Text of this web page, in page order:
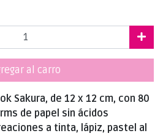
al carro
Sakura, de 12 x 12 cm, con 80
de papel sin ácidos
a tinta, lápiz, pastel al